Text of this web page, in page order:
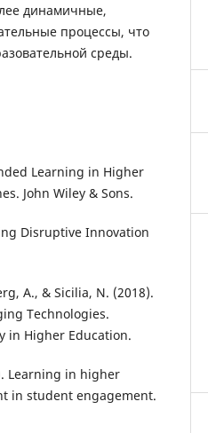
динамичные,
процессы, что
среды.
Learning in Higher
John Wiley & Sons.
Disruptive Innovation
A., & Sicilia, N. (2018).
Technologies.
in Higher Education.
Learning in higher
in student engagement.